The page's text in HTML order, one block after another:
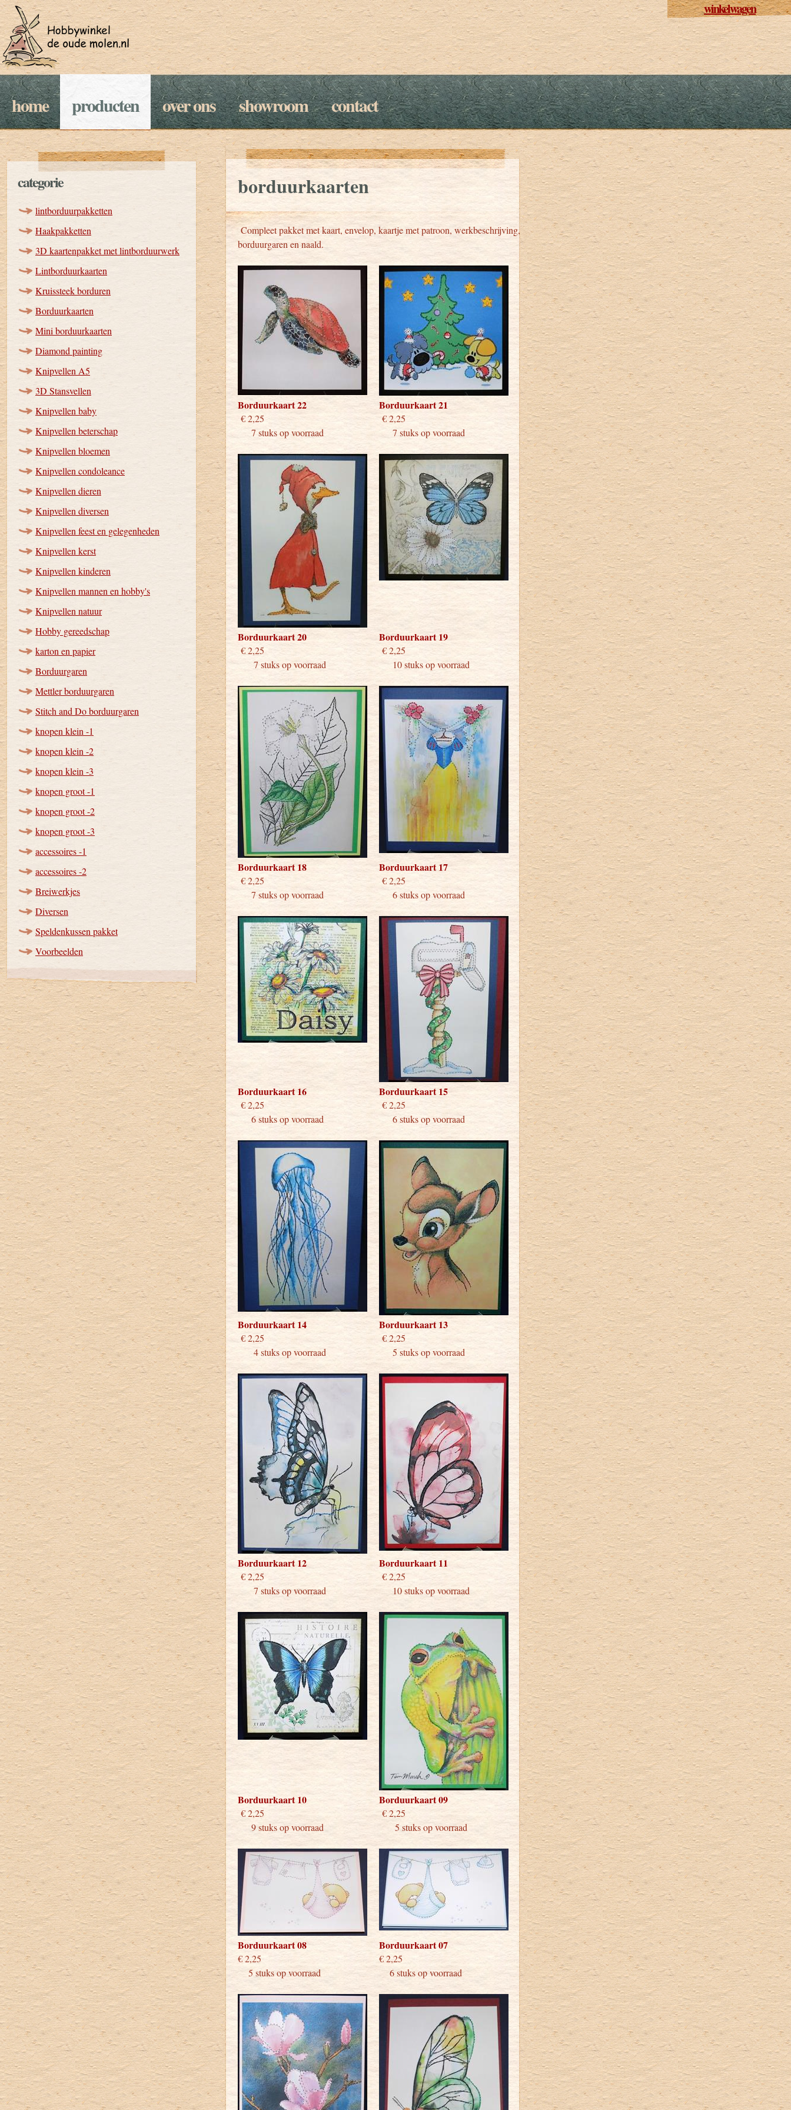
winkelwagen
home producten over ons showroom contact
categorie
lintborduurpakketten
Haakpakketten
3D kaartenpakket met lintborduurwerk
Lintborduurkaarten
Kruissteek borduren
Borduurkaarten
Mini borduurkaarten
Diamond painting
Knipvellen A5
3D Stansvellen
Knipvellen baby
Knipvellen beterschap
Knipvellen bloemen
Knipvellen condoleance
Knipvellen dieren
Knipvellen diversen
Knipvellen feest en gelegenheden
Knipvellen kerst
Knipvellen kinderen
Knipvellen mannen en hobby's
Knipvellen natuur
Hobby gereedschap
karton en papier
Borduurgaren
Mettler borduurgaren
Stitch and Do borduurgaren
knopen klein -1
knopen klein -2
knopen klein -3
knopen groot -1
knopen groot -2
knopen groot -3
accessoires -1
accessoires -2
Breiwerkjes
Diversen
Speldenkussen pakket
Voorbeelden
borduurkaarten
Compleet pakket met kaart, envelop, kaartje met patroon, werkbeschrijving,
borduurgaren en naald.
Borduurkaart 22
€ 2,25
7 stuks op voorraad
Borduurkaart 21
€ 2,25
7 stuks op voorraad
Borduurkaart 20
€ 2,25
7 stuks op voorraad
Borduurkaart 19
€ 2,25
10 stuks op voorraad
Borduurkaart 18
€ 2,25
7 stuks op voorraad
Borduurkaart 17
€ 2,25
6 stuks op voorraad
Borduurkaart 16
€ 2,25
6 stuks op voorraad
Borduurkaart 15
€ 2,25
6 stuks op voorraad
Borduurkaart 14
€ 2,25
4 stuks op voorraad
Borduurkaart 13
€ 2,25
5 stuks op voorraad
Borduurkaart 12
€ 2,25
7 stuks op voorraad
Borduurkaart 11
€ 2,25
10 stuks op voorraad
Borduurkaart 10
€ 2,25
9 stuks op voorraad
Borduurkaart 09
€ 2,25
5 stuks op voorraad
Borduurkaart 08
€ 2,25
5 stuks op voorraad
Borduurkaart 07
€ 2,25
6 stuks op voorraad